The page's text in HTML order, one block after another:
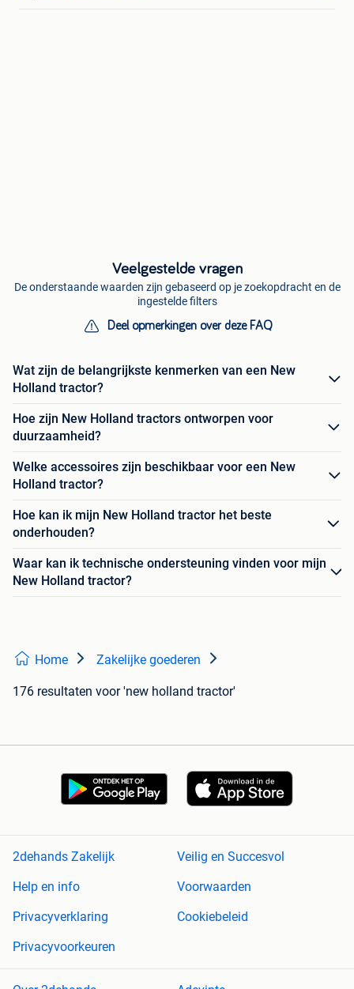
Veelgestelde vragen
De onderstaande waarden zijn gebaseerd op je zoekopdracht en de
ingestelde filters
Deel opmerkingen over deze FAQ
Wat zijn de belangrijkste kenmerken van een New
Holland tractor?
Hoe zijn New Holland tractors ontworpen voor
duurzaamheid?
Welke accessoires zijn beschikbaar voor een New
Holland tractor?
Hoe kan ik mijn New Holland tractor het beste
onderhouden?
Waar kan ik technische ondersteuning vinden voor mijn
New Holland tractor?
Home Zakelijke goederen
176 resultaten voor 'new holland tractor'
2dehands Zakelijk
Veilig en Succesvol
Help en info
Voorwaarden
Privacyverklaring
Cookiebeleid
Privacyvoorkeuren